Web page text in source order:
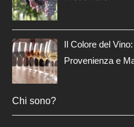
Il Colore del
Provenienza e
Chi sono?